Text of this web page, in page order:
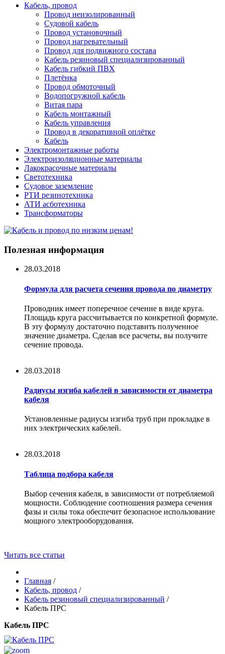
Кабель, провод
Провод неизолированный
Судовой кабель
Провод установочный
Провод нагревательный
Провод для подвижного состава
Кабель резиновый специализированный
Кабель гибкий ПВХ
Плетёнка
Провод обмоточный
Водопогружной кабель
Витая пара
Кабель монтажный
Кабель управления
Провод в декоративной оплётке
Кабель
Электромонтажные работы
Электроизоляционные материалы
Лакокрасочные материалы
Светотехника
Судовое заземление
РТИ резинотехника
АТИ асботехника
Трансформаторы
Полезная информация
28.03.2018
Формула для расчета сечения провода по диаметру
Проводник имеет поперечное сечение в виде круга.
Площадь круга рассчитывается по конкретной формуле.
В эту формулу достаточно подставить полученное
значение диаметра. Сделав все расчеты, вы получите
сечение провода.
28.03.2018
Радиусы изгиба кабелей в зависимости от диаметра
кабеля
Установленные радиусы изгиба труб при прокладке в
них электрических кабелей.
28.03.2018
Таблица подбора кабеля
Выбор сечения кабеля, в зависимости от потребляемой
мощности. Соблюдение соотношения размера сечения
фазы и силы тока обеспечит безопасное использование
мощного электрооборудования.
Читать все статьи
Главная /
Кабель, провод /
Кабель резиновый специализированный /
Кабель ПРС
Кабель ПРС